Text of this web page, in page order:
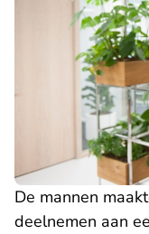
De mannen m
deelnemen aan